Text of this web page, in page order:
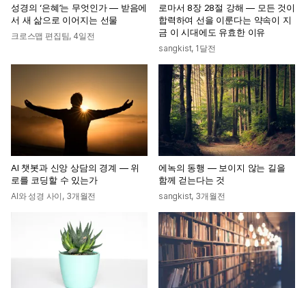
성경의 ‘은혜’는 무엇인가 — 받음에
서 새 삶으로 이어지는 선물
크로스맵 편집팀, 4일전
로마서 8장 28절 강해 — 모든 것이
합력하여 선을 이룬다는 약속이 지
금 이 시대에도 유효한 이유
sangkist, 1달전
AI 챗봇과 신앙 상담의 경계 — 위
로를 코딩할 수 있는가
AI와 성경 사이 , 3개월전
에녹의 동행 — 보이지 않는 길을
함께 걷는다는 것
sangkist, 3개월전